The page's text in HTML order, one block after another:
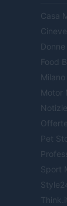
Casa
Food
Motor
Pet
Sport
Think.it